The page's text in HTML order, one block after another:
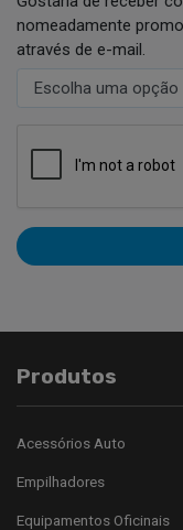
nomeadamente
através de e-mail.
Produtos
Acessórios Auto
Empilhadores
Equipamentos Oficinais